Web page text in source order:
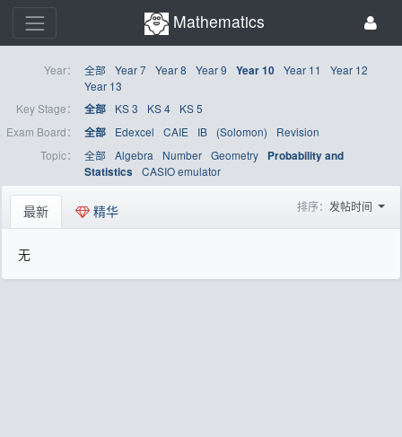
Mathematics
Year： 全部 Year 7 Year 8 Year 9 Year 10 Year 11
Year 12
Year 13
Key Stage：
全部 KS 3 KS 4
KS 5
Exam Board：
全部 Edexcel CAIE IB (Solomon)
Revision
Topic：
全部 Algebra Number Geometry
Probability and
Statistics
CASIO emulator
最新 精华 排序： 发帖时间
无